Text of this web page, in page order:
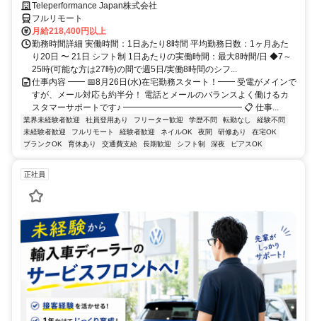
Teleperformance Japan株式会社
フルリモート
月給218,400円以上
勤務時間詳細 実働時間：1日あたり8時間 平均勤務日数：1ヶ月あた
り20日 〜 21日 シフト制 1日あたりの実働時間：最大8時間/日 ◆7～
25時(可能な方は27時)の間で週5日/実働8時間のシフ...
仕事内容 ━━ 📅8月26日(水)在宅勤務スタート！━━ 受電がメインで
すが、メール対応も約半分！ 電話とメールのバランスよく働けるカ
スタマーサポートです♪ ━━━━━━━━━━━━━━ 📋 仕事...
業界未経験者歓迎 社員登用あり フリーター歓迎 学歴不問 転勤なし
経験不問
未経験者歓迎
フルリモート 経験者歓迎 ネイルOK 夜間 研修あり
在宅OK
ブランクOK
育休あり 交通費支給 長期歓迎 シフト制 深夜 ピアスOK
正社員